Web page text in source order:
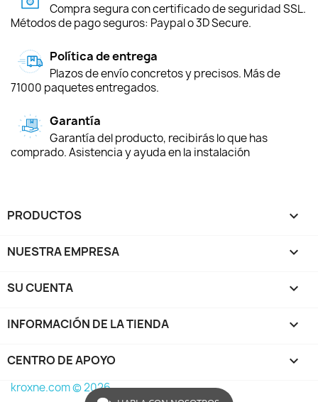
Compra segura con certificado de seguridad SSL.
Métodos de pago seguros: Paypal o 3D Secure.
Política de entrega
Plazos de envío concretos y precisos. Más de
71000 paquetes entregados.
Garantía
Garantía del producto, recibirás lo que has
comprado. Asistencia y ayuda en la instalación
PRODUCTOS 
NUESTRA EMPRESA 
SU CUENTA 
INFORMACIÓN DE LA TIENDA keyboard_arrow_down
CENTRO DE APOYO 
kroxne.com © 2026